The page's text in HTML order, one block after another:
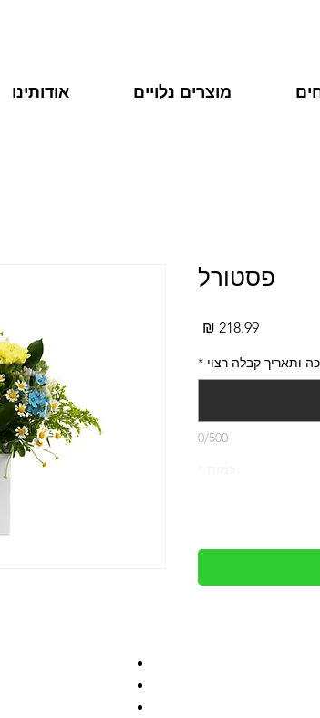
מוצרים נלויים אודותינו
פסטורל
ותאריך קבלה רצוי *
0/500